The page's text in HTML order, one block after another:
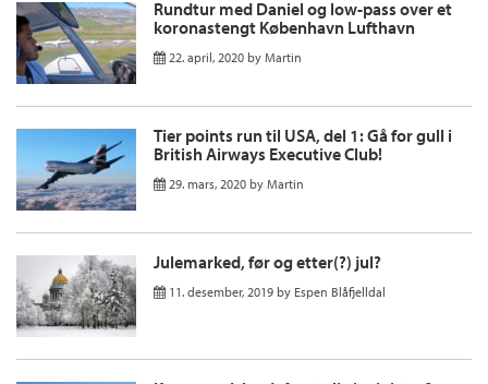
Rundtur med Daniel og low-pass over et
koronastengt København Lufthavn
22. april, 2020 by Martin
Tier points run til USA, del 1: Gå for gull i
British Airways Executive Club!
29. mars, 2020 by Martin
Julemarked, før og etter(?) jul?
11. desember, 2019 by Espen Blåfjelldal